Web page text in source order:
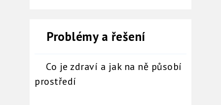
Problémy a řešení
Co je zdraví a jak na ně působí
prostředí